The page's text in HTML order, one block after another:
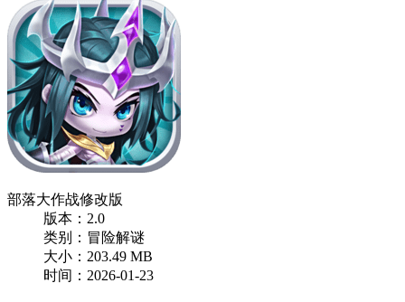
部落大作战修改版
版本：2.0
类别：冒险解谜
大小：203.49 MB
时间：2026-01-23